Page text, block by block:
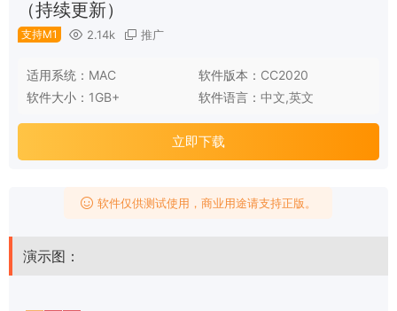
（持续更新）
支持M1 2.14k 推广
适用系统： MAC 软件版本： CC2020
软件大小： 1GB+ 软件语言： 中文,英文
立即下载
软件仅供测试使用，商业用途请支持正版。
演示图：